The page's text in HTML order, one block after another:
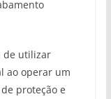
de utilizar
ao operar um
proteção e